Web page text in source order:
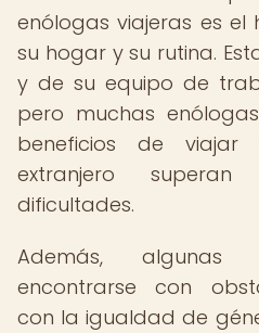
enólogas viajeras es
su hogar y su rutina.
y de su equipo de
pero muchas
beneficios de
extranjero
dificultades.
Además, algunas
encontrarse con
con la igualdad de